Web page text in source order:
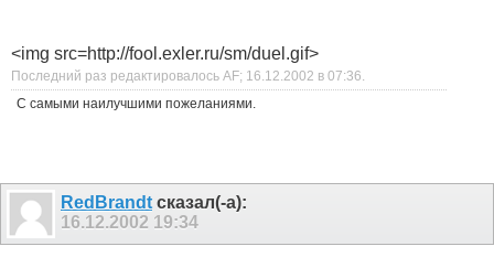
<img src=http://fool.exler.ru/sm/duel.gif>
Последний раз редактировалось AF; 16.12.2002 в 07:36
С самыми наилучшими пожеланиями.
RedBrandt сказал(-а):
16.12.2002 19:34